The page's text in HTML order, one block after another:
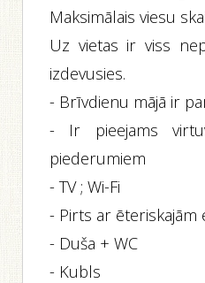
Maksimālais viesu
Uz vietas ir viss
izdevusies.
- Brīvdienu mājā ir
- Ir pieejams
piederumiem
- TV ; Wi-Fi
- Pirts ar ēteriskajām
- Duša + WC
- Kubls